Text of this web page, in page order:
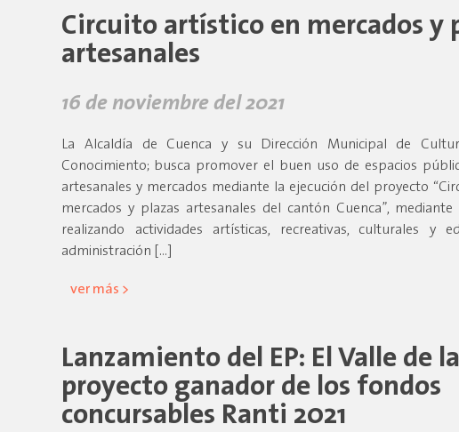
Circuito artístico en mercados y
artesanales
16 de noviembre del 2021
La Alcaldía de Cuenca y su Dirección Municipal de
Conocimiento; busca promover el buen uso de espacios
artesanales y mercados mediante la ejecución del proyecto
mercados y plazas artesanales del cantón Cuenca”,
realizando actividades artísticas, recreativas, culturales y
administración […]
ver más >
Lanzamiento del EP: El Valle de
proyecto ganador de los fondos
concursables Ranti 2021